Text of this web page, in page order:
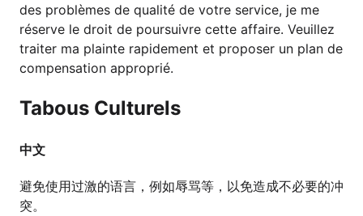
des problèmes de qualité de votre service, je me
réserve le droit de poursuivre cette affaire. Veuillez
traiter ma plainte rapidement et proposer un plan de
compensation approprié.
Tabous Culturels
中文
避免使用过激的语言，例如辱骂等，以免造成不必要的冲
突。